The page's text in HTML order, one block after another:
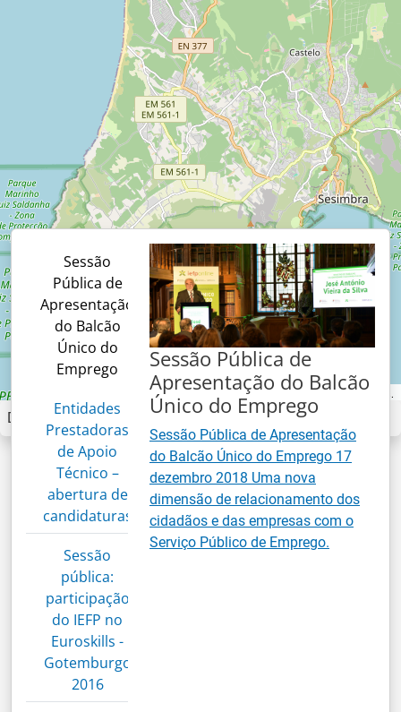
contributors.
Delegação Regional de Lisboa e Vale do Tejo
contributors.
Sessão
Pública de
Apresentação
do Balcão
Único do
Emprego
Entidades
Prestadoras
de Apoio
Técnico –
abertura de
candidaturas
Sessão
pública:
participação
do IEFP no
Euroskills -
Gotemburgo
2016
Sessão Pública de
Apresentação do Balcão
Único do Emprego
Sessão Pública de Apresentação
do Balcão Único do Emprego 17
dezembro 2018 Uma nova
dimensão de relacionamento dos
cidadãos e das empresas com o
Serviço Público de Emprego.